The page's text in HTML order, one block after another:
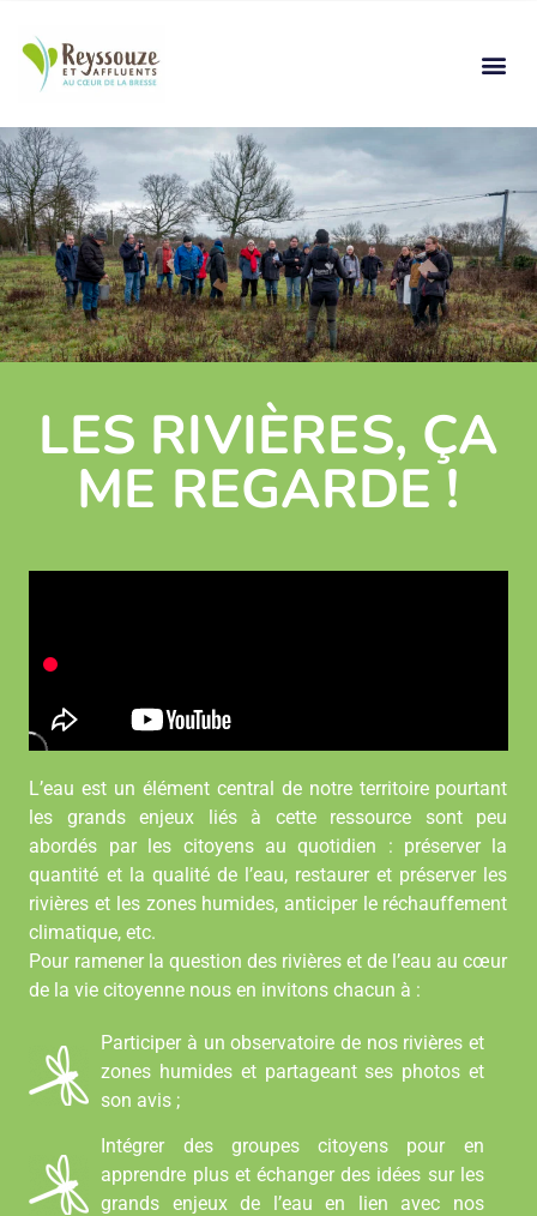
LES RIVIÈRES, ÇA
ME REGARDE !
L’eau est un élément central de notre territoire pourtant
les grands enjeux liés à cette ressource sont peu
abordés par les citoyens au quotidien : préserver la
quantité et la qualité de l’eau, restaurer et préserver les
rivières et les zones humides, anticiper le réchauffement
climatique, etc.
Pour ramener la question des rivières et de l’eau au cœur
de la vie citoyenne nous en invitons chacun à :
Participer à un observatoire de nos rivières et
zones humides et partageant ses photos et
son avis ;
Intégrer des groupes citoyens pour en
apprendre plus et échanger des idées sur les
grands enjeux de l’eau en lien avec nos